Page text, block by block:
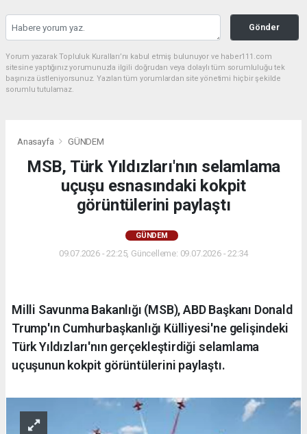
Gönder
Yorum yazarak Topluluk Kuralları’nı kabul etmiş bulunuyor ve haber111.com
sitesine yaptığınız yorumunuzla ilgili doğrudan veya dolaylı tüm sorumluluğu tek
başınıza üstleniyorsunuz. Yazılan tüm yorumlardan site yönetimi hiçbir şekilde
sorumlu tutulamaz.
Anasayfa GÜNDEM
MSB, Türk Yıldızları'nın selamlama
uçuşu esnasındaki kokpit
görüntülerini paylaştı
GÜNDEM
09.07.2026 - 22:25, Güncelleme: 09.07.2026 - 22:34
Milli Savunma Bakanlığı (MSB), ABD Başkanı Donald
Trump'ın Cumhurbaşkanlığı Külliyesi'ne gelişindeki
Türk Yıldızları'nın gerçekleştirdiği selamlama
uçuşunun kokpit görüntülerini paylaştı.